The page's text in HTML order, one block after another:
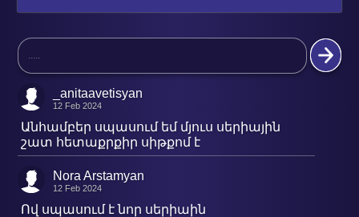
_anitaavetisyan
12 Feb 2024
Անհամբեր սպասում եմ մյուս սերիային
շատ հետաքրքիր սիթքոմ է
Nora Arstamyan
12 Feb 2024
Ով սպասում է նոր սերիաին